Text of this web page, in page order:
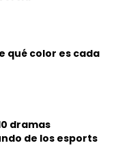
qué color es cada
dramas
de los esports